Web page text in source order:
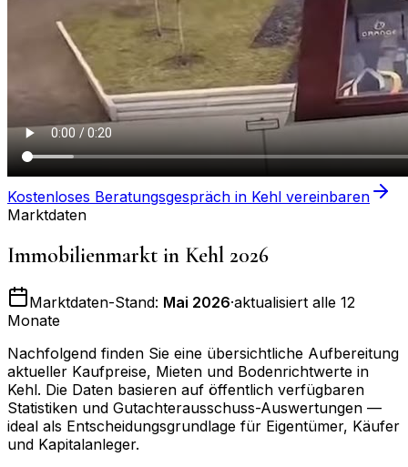
Kostenloses Beratungsgespräch in Kehl vereinbaren
Marktdaten
Immobilienmarkt in Kehl 2026
Marktdaten-Stand: Mai 2026·aktualisiert alle 12
Monate
Nachfolgend finden Sie eine übersichtliche Aufbereitung
aktueller Kaufpreise, Mieten und Bodenrichtwerte in
Kehl. Die Daten basieren auf öffentlich verfügbaren
Statistiken und Gutachterausschuss-Auswertungen —
ideal als Entscheidungsgrundlage für Eigentümer, Käufer
und Kapitalanleger.